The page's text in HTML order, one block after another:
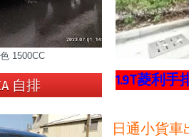
1500CC
自排 1.9T菱利手
日通小貨